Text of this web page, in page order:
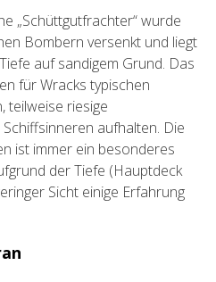
„Schüttgutfrachter“ wurde
Bombern versenkt und liegt
auf sandigem Grund. Das
für Wracks typischen
teilweise riesige
aufhalten. Die
ist immer ein besonderes
der Tiefe (Hauptdeck
Sicht einige Erfahrung